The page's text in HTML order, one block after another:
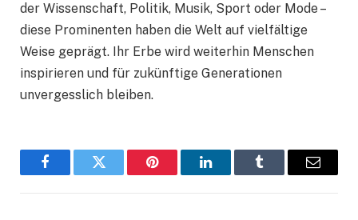
der Wissenschaft, Politik, Musik, Sport oder Mode –
diese Prominenten haben die Welt auf vielfältige
Weise geprägt. Ihr Erbe wird weiterhin Menschen
inspirieren und für zukünftige Generationen
unvergesslich bleiben.
FacebookTwitter Pinterest LinkedInTumblr Email